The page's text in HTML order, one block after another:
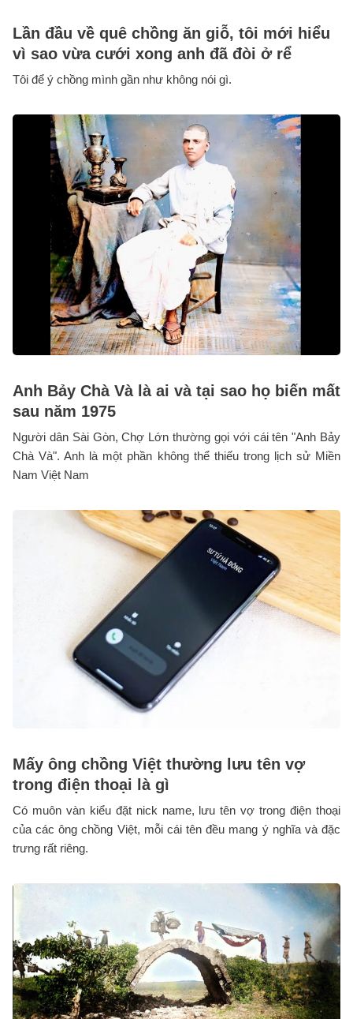
Lần đầu về quê chồng ăn giỗ, tôi mới hiểu
vì sao vừa cưới xong anh đã đòi ở rể
Tôi để ý chồng mình gần như không nói gì.
Anh Bảy Chà Và là ai và tại sao họ biến mất
sau năm 1975
Người dân Sài Gòn, Chợ Lớn thường gọi với cái tên "Anh Bảy
Chà Và". Anh là một phần không thể thiếu trong lịch sử Miền
Nam Việt Nam
Mấy ông chồng Việt thường lưu tên vợ
trong điện thoại là gì
Có muôn vàn kiểu đặt nick name, lưu tên vợ trong điện thoại
của các ông chồng Việt, mỗi cái tên đều mang ý nghĩa và đặc
trưng rất riêng.